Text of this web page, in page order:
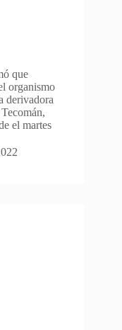
que
organismo
derivadora
el martes